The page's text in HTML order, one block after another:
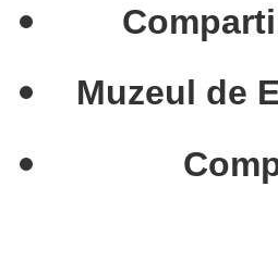
Muzeul de